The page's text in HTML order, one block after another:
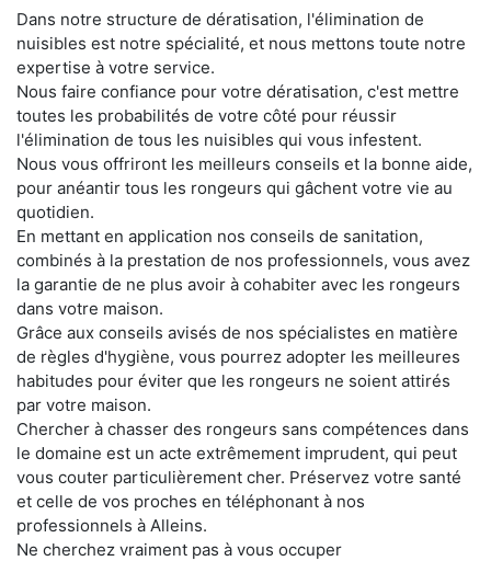
Dans notre structure de dératisation, l'élimination de
nuisibles est notre spécialité, et nous mettons toute notre
expertise à votre service.
Nous faire confiance pour votre dératisation, c'est mettre
toutes les probabilités de votre côté pour réussir
l'élimination de tous les nuisibles qui vous infestent.
Nous vous offriront les meilleurs conseils et la bonne aide,
pour anéantir tous les rongeurs qui gâchent votre vie au
quotidien.
En mettant en application nos conseils de sanitation,
combinés à la prestation de nos professionnels, vous avez
la garantie de ne plus avoir à cohabiter avec les rongeurs
dans votre maison.
Grâce aux conseils avisés de nos spécialistes en matière
de règles d'hygiène, vous pourrez adopter les meilleures
habitudes pour éviter que les rongeurs ne soient attirés
par votre maison.
Chercher à chasser des rongeurs sans compétences dans
le domaine est un acte extrêmement imprudent, qui peut
vous couter particulièrement cher. Préservez votre santé
et celle de vos proches en téléphonant à nos
professionnels à Alleins.
Ne cherchez vraiment pas à vous occuper